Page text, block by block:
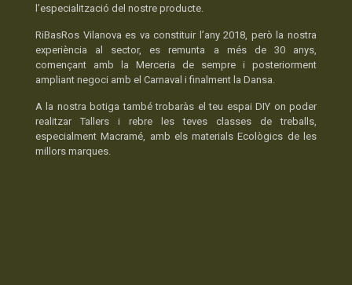
l’especialització del nostre producte.
RiBasRos Vilanova es va constituir l’any 2018, però la nostra
experiència al sector, es remunta a més de 30 anys,
començant amb la Merceria de sempre i posteriorment
ampliant negoci amb el Carnaval i finalment la Dansa.
A la nostra botiga també trobaràs el teu espai DIY on poder
realitzar Tallers i rebre les teves classes de treballs,
especialment Macramé, amb els materials Ecològics de les
millors marques.